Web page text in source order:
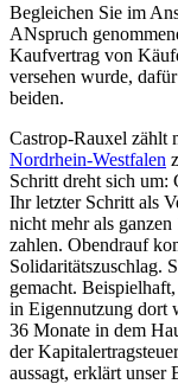
Begleichen Sie im
ANspruch
Kaufvertrag von
versehen wurde,
beiden.
Castrop-Rauxel zählt
Nordrhein-Westfalen
Schritt dreht sich um:
Ihr letzter Schritt als
nicht mehr als ganzen
zahlen. Obendrauf
Solidaritätszuschlag.
gemacht.
in Eigennutzung dort
36 Monate in dem
der
aussagt, erklärt unser